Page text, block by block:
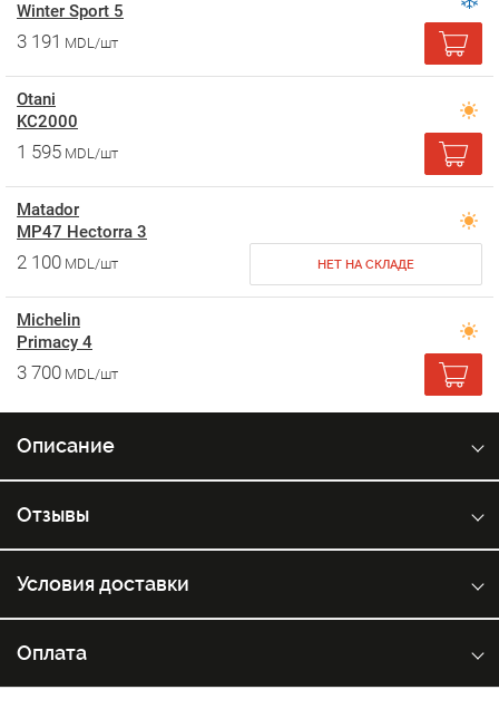
Winter Sport 5
3 191 MDL/шт
Otani
KC2000
1 595 MDL/шт
Matador
MP47 Hectorra 3
2 100 MDL/шт НЕТ НА СКЛАДЕ
Michelin
Primacy 4
3 700 MDL/шт
Описание
Отзывы
Условия доставки
Оплата